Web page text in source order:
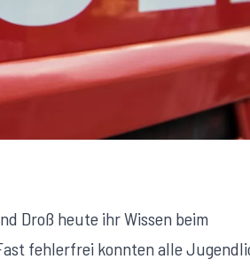
Droß heute ihr Wissen beim
fehlerfrei konnten alle